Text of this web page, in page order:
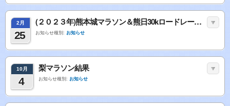
2月
25
(２０２３年)熊本城マラソン＆熊日30kロードレースの結果＆寸評
お知らせ種別: お知らせ
10月
4
梨マラソン結果
お知らせ種別: お知らせ